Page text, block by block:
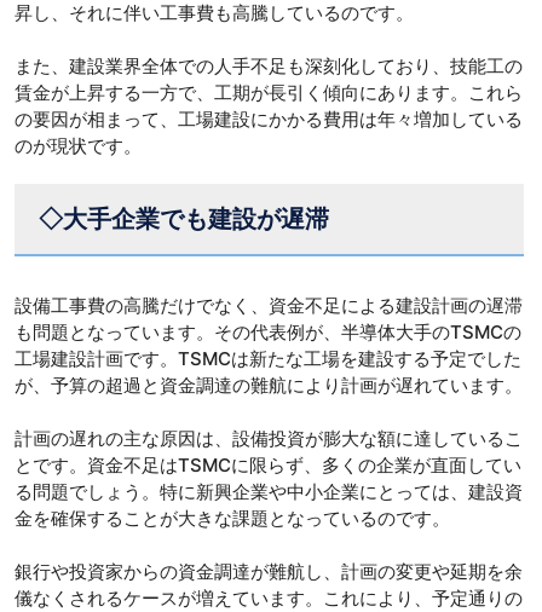
昇し、それに伴い工事費も高騰しているのです。
また、建設業界全体での人手不足も深刻化しており、技能工の
賃金が上昇する一方で、工期が長引く傾向にあります。これら
の要因が相まって、工場建設にかかる費用は年々増加している
のが現状です。
◇大手企業でも建設が遅滞
設備工事費の高騰だけでなく、資金不足による建設計画の遅滞
も問題となっています。その代表例が、半導体大手のTSMCの
工場建設計画です。TSMCは新たな工場を建設する予定でした
が、予算の超過と資金調達の難航により計画が遅れています。
計画の遅れの主な原因は、設備投資が膨大な額に達しているこ
とです。資金不足はTSMCに限らず、多くの企業が直面してい
る問題でしょう。特に新興企業や中小企業にとっては、建設資
金を確保することが大きな課題となっているのです。
銀行や投資家からの資金調達が難航し、計画の変更や延期を余
儀なくされるケースが増えています。これにより、予定通りの